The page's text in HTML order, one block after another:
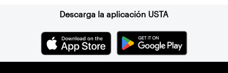
Descarga la aplicación USTA